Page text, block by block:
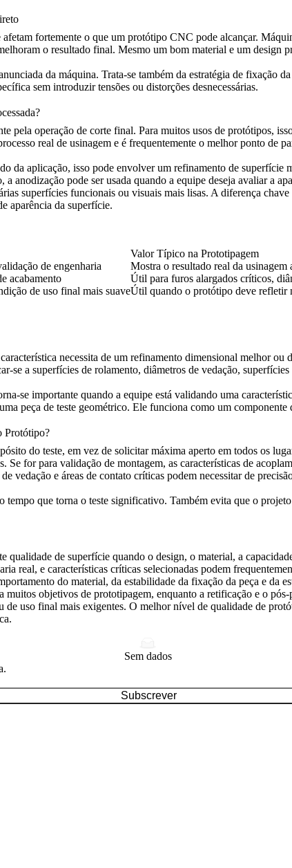
fortemente o que um protótipo CNC pode alcançar.
o resultado final. Mesmo um bom material e um design
da máquina. Trata-se também da estratégia de fixação
sem introduzir tensões ou distorções desnecessárias.
pela operação de corte final. Para muitos usos de protótipos,
real de usinagem e é frequentemente o melhor ponto de
da aplicação, isso pode envolver um refinamento de
a anodização pode ser usada quando a equipe deseja avaliar a
superfícies funcionais ou visuais mais lisas. A diferença
aparência da superfície.
Valor Típico na Prototipagem
de engenharia
Mostra o resultado real da usinagem
acabamento
Útil para furos alargados críticos,
de uso final mais suaveÚtil quando o protótipo deve refletir
necessita de um refinamento dimensional melhor ou
se a superfícies de rolamento, diâmetros de vedação,
se importante quando a equipe está validando uma
peça de teste geométrico. Ele funciona como um componente
Protótipo?
do teste, em vez de solicitar máxima aperto em todos os
for para validação de montagem, as características de
vedação e áreas de contato críticas podem necessitar de
que torna o teste significativo. Também evita que o
de superfície quando o design, o material, a
real, e características críticas selecionadas podem
do material, da estabilidade da fixação da peça e da
muitos objetivos de prototipagem, enquanto a retificação e o pós-
uso final mais exigentes. O melhor nível de qualidade de
Sem dados
Subscrever